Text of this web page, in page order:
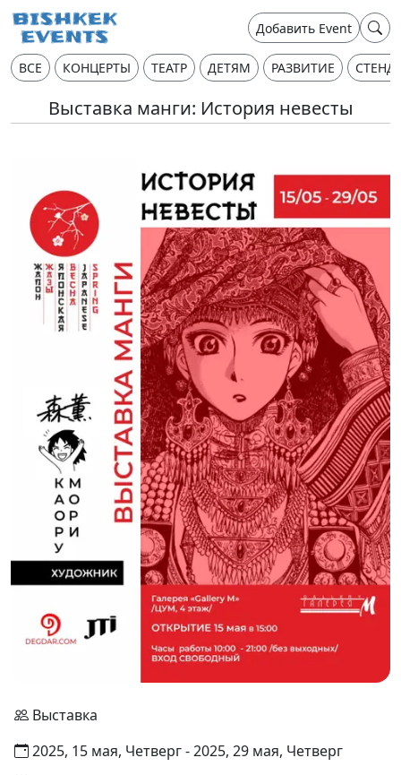
Добавить Event
ВСЕ КОНЦЕРТЫ ТЕАТР ДЕТЯМ РАЗВИТИЕ
Выставка манги: История невесты
Выставка
2025, 15 мая, Четверг - 2025, 29 мая, Четверг